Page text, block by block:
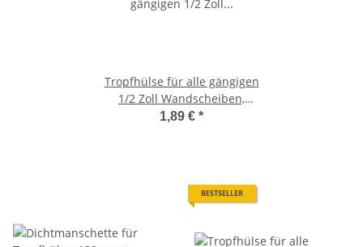
Tropfhülse für alle gängigen
1/2 Zoll Wandscheiben,
Baulänge 65 mm, Ø 35 mm,
1,89 € *
BESTSELLER